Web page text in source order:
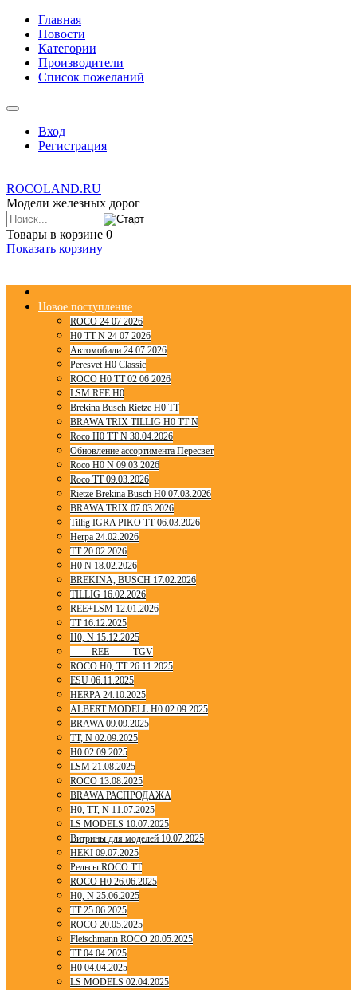
Главная
Новости
Категории
Производители
Список пожеланий
Вход
Регистрация
ROCOLAND.RU
Модели железных дорог
Товары в корзине 0
Показать корзину
Новое поступление
ROCO 24 07 2026
H0 TT N 24 07 2026
Автомобили 24 07 2026
Peresvet H0 Classic
ROCO H0 TT 02 06 2026
LSM REE H0
Brekina Busch Rietze H0 TT
BRAWA TRIX TILLIG H0 TT N
Roco H0 TT N 30.04.2026
Обновление ассортимента Пересвет
Roco H0 N 09.03.2026
Roco TT 09.03.2026
Rietze Brekina Busch H0 07.03.2026
BRAWA TRIX 07.03.2026
Tillig IGRA PIKO TT 06.03.2026
Herpa 24.02.2026
TT 20.02.2026
H0 N 18.02.2026
BREKINA, BUSCH 17.02.2026
TILLIG 16.02.2026
REE+LSM 12.01.2026
TT 16.12.2025
H0, N 15.12.2025
____ REE ____ TGV
ROCO H0, TT 26.11.2025
ESU 06.11.2025
HERPA 24.10.2025
ALBERT MODELL H0 02 09 2025
BRAWA 09.09.2025
TT, N 02.09.2025
H0 02.09.2025
LSM 21.08.2025
ROCO 13.08.2025
BRAWA РАСПРОДАЖА
H0, TT, N 11.07.2025
LS MODELS 10.07.2025
Витрины для моделей 10.07.2025
HEKI 09.07.2025
Рельсы ROCO TT
ROCO H0 26.06.2025
H0, N 25.06.2025
TT 25.06.2025
ROCO 20.05.2025
Fleischmann ROCO 20.05.2025
TT 04.04.2025
H0 04.04.2025
LS MODELS 02.04.2025